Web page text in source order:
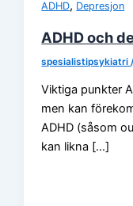
ADHD, Depresjon
ADHD och
spesialistipsykiatri
Viktiga punkter
men kan
ADHD (såsom
kan likna […]